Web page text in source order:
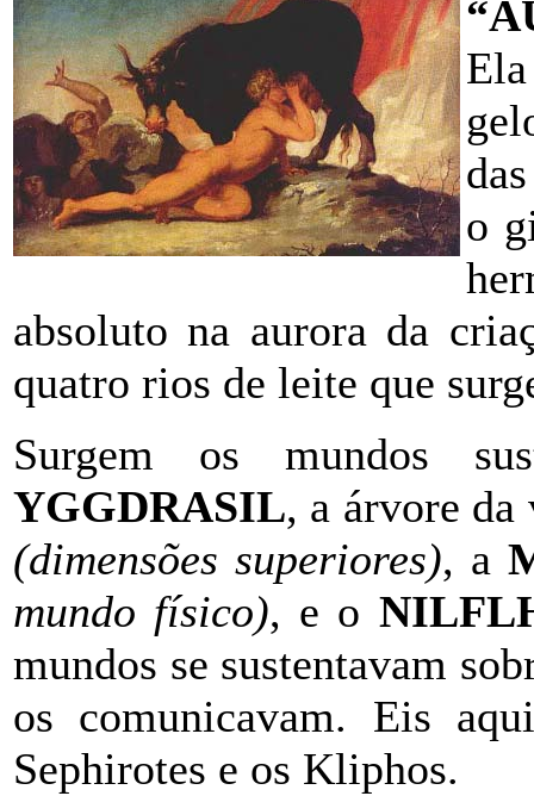
o
absoluto na aurora da
quatro rios de leite que
Surgem os mundos
YGGDRASIL, a árvore da
(dimensões superiores), a
mundo físico), e o
mundos se sustentavam
os comunicavam. Eis
Sephirotes e os Kliphos.